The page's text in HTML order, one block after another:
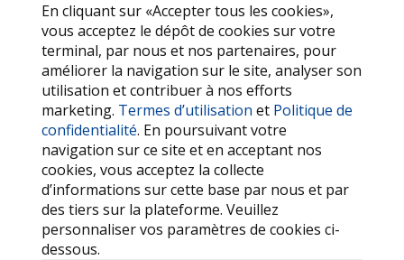
En cliquant sur «Accepter tous les cookies»,
vous acceptez le dépôt de cookies sur votre
terminal, par nous et nos partenaires, pour
améliorer la navigation sur le site, analyser son
utilisation et contribuer à nos efforts
marketing. Termes d’utilisation et Politique de
confidentialité. En poursuivant votre
navigation sur ce site et en acceptant nos
cookies, vous acceptez la collecte
d’informations sur cette base par nous et par
des tiers sur la plateforme. Veuillez
personnaliser vos paramètres de cookies ci-
dessous.
Termes d’utilisation
Politique de confidentialité
SERVICES
Contactez-nous
Mes favoris
Cookie